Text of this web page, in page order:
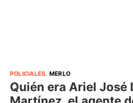
POLICIALES. MERLO
Quién era Ariel José